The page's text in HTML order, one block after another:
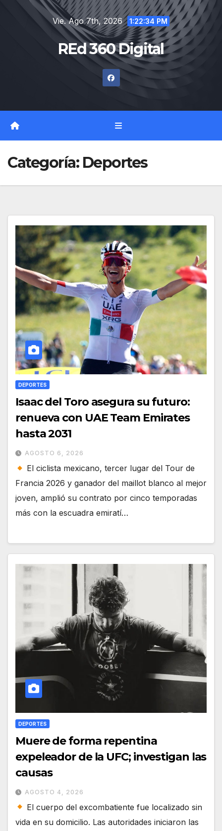
Vie. Ago 7th, 2026 1:22:35 PM
REd 360 Digital
Categoría: Deportes
DEPORTES
Isaac del Toro asegura su futuro:
renueva con UAE Team Emirates
hasta 2031
AGOSTO 6, 2026
El ciclista mexicano, tercer lugar del Tour de
Francia 2026 y ganador del maillot blanco al mejor
joven, amplió su contrato por cinco temporadas
más con la escuadra emiratí…
DEPORTES
Muere de forma repentina
expeleador de la UFC; investigan las
causas
AGOSTO 4, 2026
El cuerpo del excombatiente fue localizado sin
vida en su domicilio. Las autoridades iniciaron las